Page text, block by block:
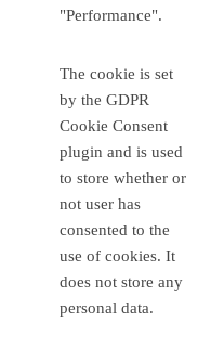
"Performance".
The cookie is set
by the GDPR
Cookie Consent
plugin and is used
to store whether or
not user has
consented to the
use of cookies. It
does not store any
personal data.